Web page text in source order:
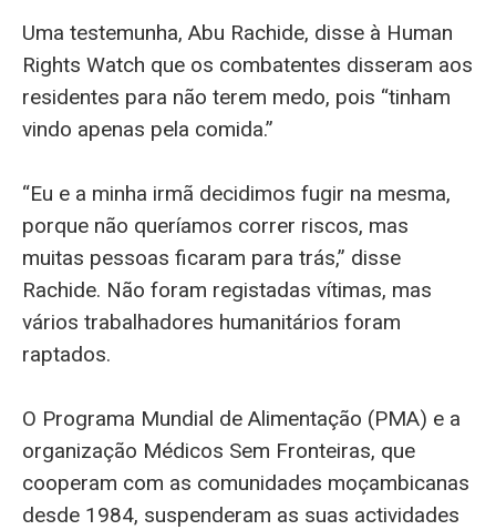
Uma testemunha, Abu Rachide, disse à Human
Rights Watch que os combatentes disseram aos
residentes para não terem medo, pois “tinham
vindo apenas pela comida.”
“Eu e a minha irmã decidimos fugir na mesma,
porque não queríamos correr riscos, mas
muitas pessoas ficaram para trás,” disse
Rachide. Não foram registadas vítimas, mas
vários trabalhadores humanitários foram
raptados.
O Programa Mundial de Alimentação (PMA) e a
organização Médicos Sem Fronteiras, que
cooperam com as comunidades moçambicanas
desde 1984, suspenderam as suas actividades